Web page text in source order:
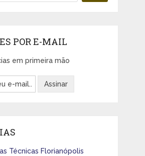
POR E-MAIL
em primeira mão
Técnicas Florianópolis